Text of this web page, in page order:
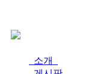
소개